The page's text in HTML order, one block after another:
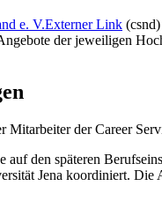
e. V.Externer Link
der jeweiligen
der Career
auf den späteren
Jena koordiniert.